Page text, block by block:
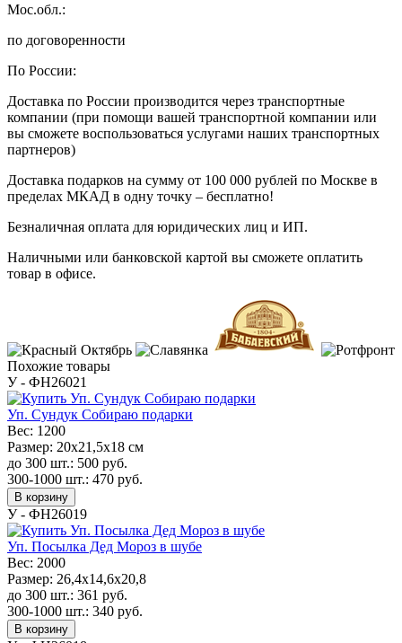
Мос.обл.:
по договоренности
По России:
Доставка по России производится через транспортные
компании (при помощи вашей транспортной компании или
вы сможете воспользоваться услугами наших транспортных
партнеров)
Доставка подарков на сумму от 100 000 рублей по Москве в
пределах МКАД в одну точку – бесплатно!
Безналичная оплата для юридических лиц и ИП.
Наличными или банковской картой вы сможете оплатить
товар в офисе.
Похожие товары
У - ФН26021
Уп. Сундук Собираю подарки
Вес: 1200
Размер: 20x21,5x18 см
до 300 шт.: 500 руб.
300-1000 шт.: 470 руб.
В корзину
У - ФН26019
Уп. Посылка Дед Мороз в шубе
Вес: 2000
Размер: 26,4x14,6x20,8
до 300 шт.: 361 руб.
300-1000 шт.: 340 руб.
В корзину